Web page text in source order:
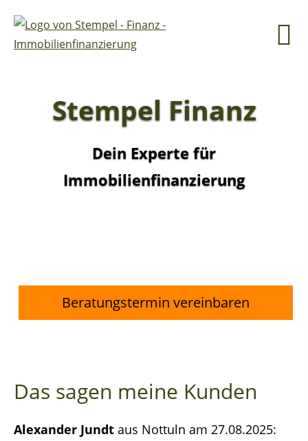
Stempel Finanz
Dein Experte für
Immobilienfinanzierung
Beratungstermin vereinbaren
Das sagen meine Kunden
Alexander Jundt aus Nottuln am 27.08.2025: